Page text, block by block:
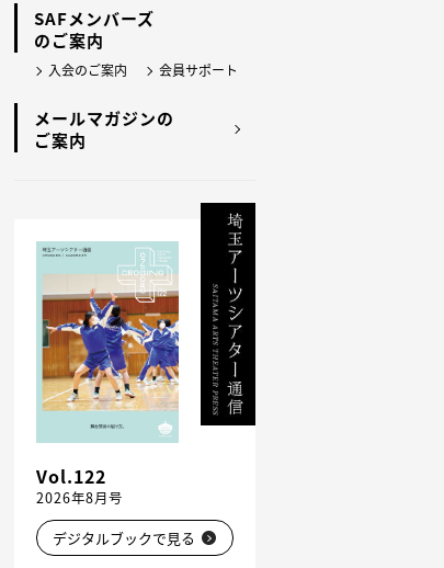
SAFメンバーズ
のご案内
入会のご案内 会員サポート
メールマガジンの
ご案内
Vol.122
2026年8月号
デジタルブックで見る